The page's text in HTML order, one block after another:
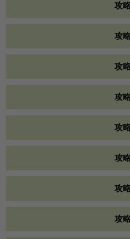
攻
攻
攻
攻
攻
攻
攻
攻